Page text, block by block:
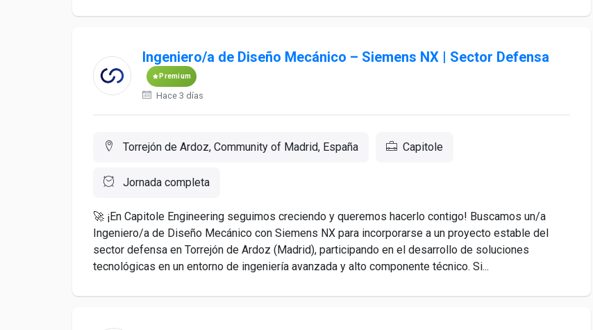
Ingeniero/a de Diseño Mecánico – Siemens NX | Sector Defensa
Premium
Hace 3 días
Torrejón de Ardoz, Community of Madrid, España Capitole
Jornada completa
🚀 ¡En Capitole Engineering seguimos creciendo y queremos hacerlo contigo! Buscamos un/a
Ingeniero/a de Diseño Mecánico con Siemens NX para incorporarse a un proyecto estable del
sector defensa en Torrejón de Ardoz (Madrid), participando en el desarrollo de soluciones
tecnológicas en un entorno de ingeniería avanzada y alto componente técnico. Si...